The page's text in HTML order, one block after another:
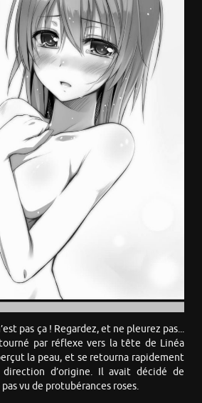
pas ça ! Regardez, et ne pleurez pas...
par réflexe vers la tête de Linéa
la peau, et se retourna rapidement
d’origine. Il avait décidé de
vu de protubérances roses.